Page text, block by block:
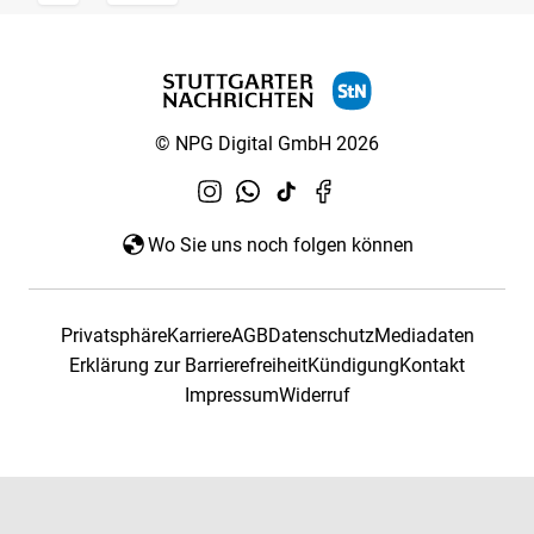
© NPG Digital GmbH 2026
Wo Sie uns noch folgen können
PrivatsphäreKarriereAGBDatenschutzMediadaten
Erklärung zur BarrierefreiheitKündigungKontakt
ImpressumWiderruf